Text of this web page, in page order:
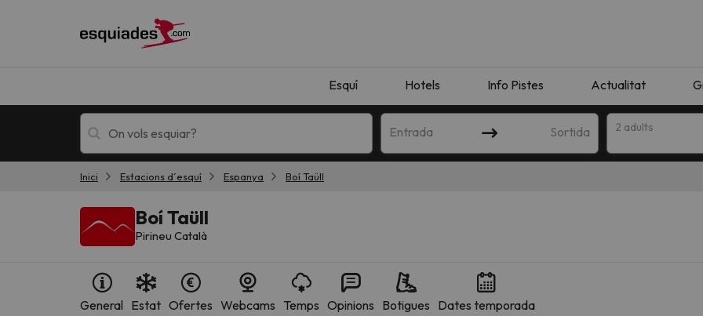
Esquí Hotels Info Pistes Actualitat
Entrada Sortida 2 adults
Inici Estacions d´esquí Espanya Boí Taüll
Boí Taüll
Pirineu Català
General Estat Ofertes Webcams Temps Opinions Botigues Dates temporada